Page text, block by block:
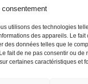
consentement
utilisons des technologies
des appareils. Le fait
des données telles que le
fait de ne pas consentir ou de
certaines caractéristiques et
Footer